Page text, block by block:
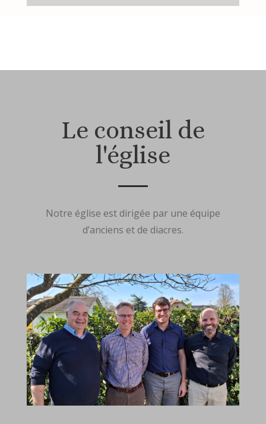
Le conseil de
l'église
Notre église est dirigée par une équipe
d’anciens et de diacres.